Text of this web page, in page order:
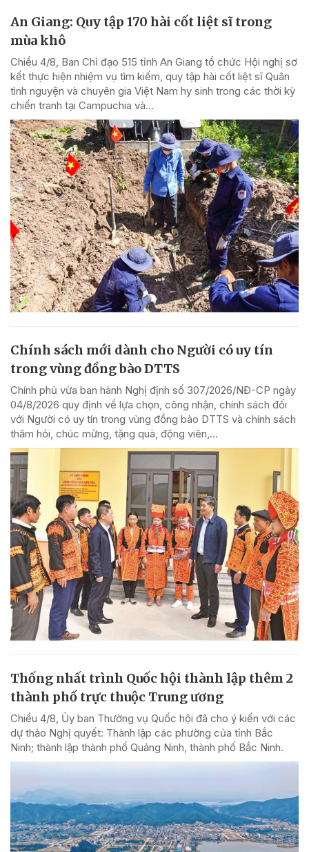
An Giang: Quy tập 170 hài cốt liệt sĩ trong
mùa khô
Chiều 4/8, Ban Chỉ đạo 515 tỉnh An Giang tổ chức Hội nghị sơ
kết thực hiện nhiệm vụ tìm kiếm, quy tập hài cốt liệt sĩ Quân
tình nguyện và chuyên gia Việt Nam hy sinh trong các thời kỳ
chiến tranh tại Campuchia và...
Chính sách mới dành cho Người có uy tín
trong vùng đồng bào DTTS
Chính phủ vừa ban hành Nghị định số 307/2026/NĐ-CP ngày
04/8/2026 quy định về lựa chọn, công nhận, chính sách đối
với Người có uy tín trong vùng đồng bào DTTS và chính sách
thăm hỏi, chúc mừng, tặng quà, động viên,...
Thống nhất trình Quốc hội thành lập thêm 2
thành phố trực thuộc Trung ương
Chiều 4/8, Ủy ban Thường vụ Quốc hội đã cho ý kiến với các
dự thảo Nghị quyết: Thành lập các phường của tỉnh Bắc
Ninh; thành lập thành phố Quảng Ninh, thành phố Bắc Ninh.